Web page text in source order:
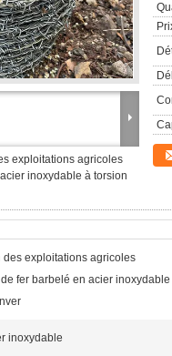
exploitations agricoles
inoxydable à torsion
des exploitations agricoles
fer barbelé en acier inoxydable
inoxydable